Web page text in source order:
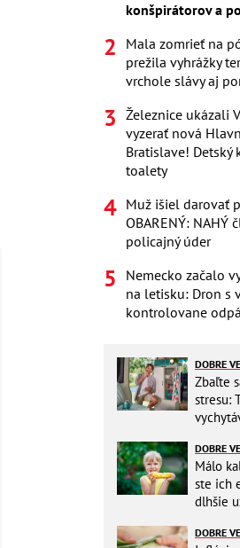
konšpirátorov a
Mala zomrieť na
prežila vyhrážky
vrchole slávy aj
Železnice ukázali
vyzerať nová
Bratislave! Detský
toalety
Muž išiel darovať
OBARENÝ: NAHÝ
policajný úder
Nemecko začalo
na letisku: Dron s
kontrolovane
DOBRE
Zbaľte
stresu:
DOBRE
Málo
ste ich
dlhšie
DOBRE